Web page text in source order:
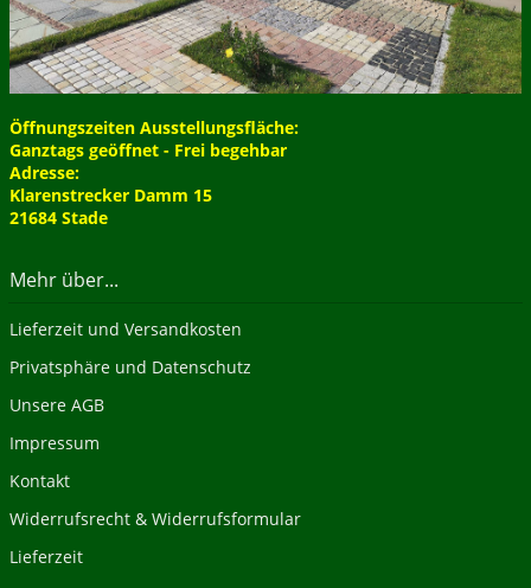
Öffnungszeiten Ausstellungsfläche:
Ganztags geöffnet - Frei begehbar
Adresse:
Klarenstrecker Damm 15
21684 Stade
Mehr über...
Lieferzeit und Versandkosten
Privatsphäre und Datenschutz
Unsere AGB
Impressum
Kontakt
Widerrufsrecht & Widerrufsformular
Lieferzeit